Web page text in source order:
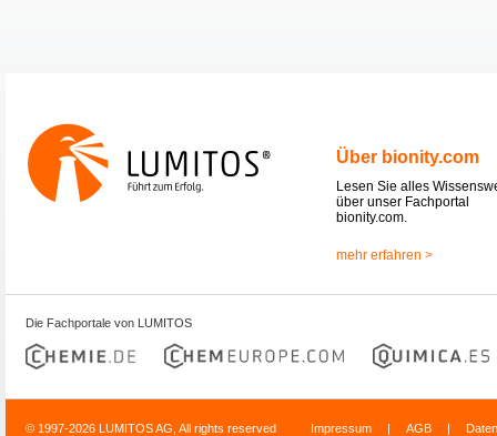
Über bionity.com
Lesen Sie alles
über unser Fachportal
bionity.com.
mehr erfahren >
Die Fachportale von LUMITOS
© 1997-2026 LUMITOS AG, All rights reserved Impressum | AGB |